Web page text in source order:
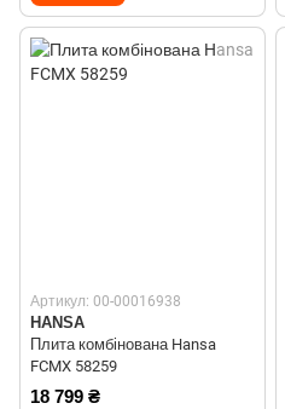
Артикул: 00-00016938
HANSA
Плита комбінована Hansa
FCMX 58259
18 799 ₴